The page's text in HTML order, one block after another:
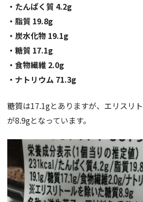
・たんぱく質 4.2g
・脂質 19.8g
・炭水化物 19.1g
・糖質 17.1g
・食物繊維 2.0g
・ナトリウム 71.3g
糖質は17.1gとありますが、エリスリ
が8.9gとなっています。